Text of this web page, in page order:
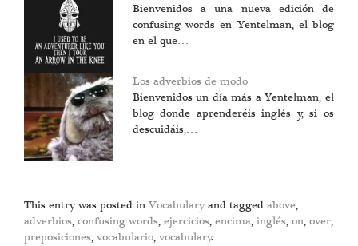
Bienvenidos a una nueva edición de
confusing words en Yentelman, el blog
en el que…
Los adverbios de modo
Bienvenidos un día más a Yentelman, el
blog donde aprenderéis inglés y, si os
descuidáis,…
This entry was posted inVocabularyand tagged above,
adverbios, confusing words, ejercicios, encima, inglés, on, over,
preposiciones, vocabulario, vocabulary.